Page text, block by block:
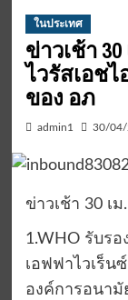
ในประเทศ
ข่าวเช้า
ไวรัสเอชไ
ของ อภ
admin1 30/04/
ข่าวเช้า 30 เม
1.WHO รับรอ
เอฟฟาไวเร็น
องค์การอนามั